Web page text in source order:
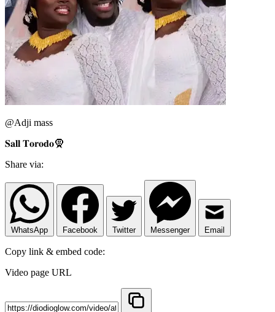
@Adji mass
𝐒𝐚𝐥𝐥 𝐓𝐨𝐫𝐨𝐝𝐨🧕
Share via:
WhatsApp Facebook Twitter Messenger Email
Copy link & embed code:
Video page URL